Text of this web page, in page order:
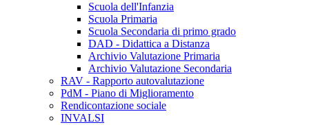
Scuola dell'Infanzia
Scuola Primaria
Scuola Secondaria di primo grado
DAD - Didattica a Distanza
Archivio Valutazione Primaria
Archivio Valutazione Secondaria
RAV - Rapporto autovalutazione
PdM - Piano di Miglioramento
Rendicontazione sociale
INVALSI